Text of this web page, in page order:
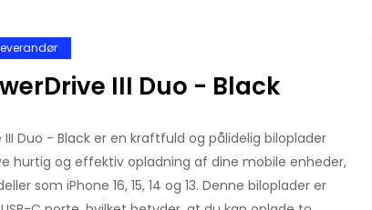
III Duo - Black
III Duo - Black er en kraftfuld og pålidelig biloplader
hurtig og effektiv opladning af dine mobile enheder,
som iPhone 16, 15, 14 og 13. Denne biloplader er